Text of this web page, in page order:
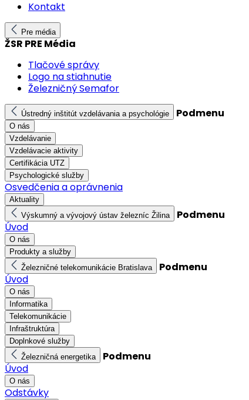
Kontakt
Pre média
ŽSR PRE Média
Tlačové správy
Logo na stiahnutie
Železničný Semafor
Ústredný inštitút vzdelávania a psychológie Podmenu
O nás
Vzdelávanie
Vzdelávacie aktivity
Certifikácia UTZ
Psychologické služby
Osvedčenia a oprávnenia
Aktuality
Výskumný a vývojový ústav železníc Žilina
Podmenu
Úvod
O nás
Produkty a služby
Železničné telekomunikácie Bratislava
Podmenu
Úvod
O nás
Informatika
Telekomunikácie
Infraštruktúra
Doplnkové služby
Železničná energetika
Podmenu
Úvod
O nás
Odstávky